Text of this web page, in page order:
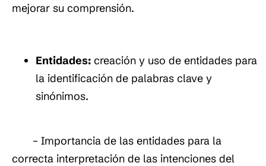
mejorar su comprensión.
Entidades: creación y uso de entidades para
la identificación de palabras clave y
sinónimos.
– Importancia de las entidades para la
correcta interpretación de las intenciones del